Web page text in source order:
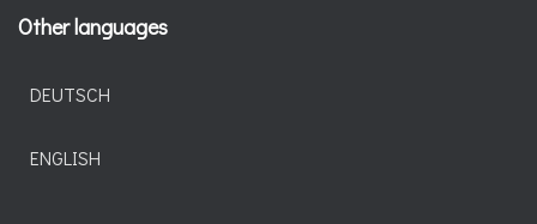
Other languages
DEUTSCH
ENGLISH